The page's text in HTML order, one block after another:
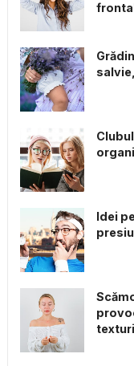
Idei